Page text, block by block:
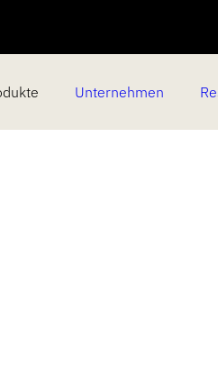
Unternehmen